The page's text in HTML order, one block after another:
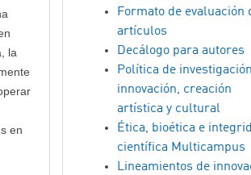
la
en
Formato de evaluación
artículos
Decálogo para autores
Política de
innovación, creación
artística y cultural
Ética, bioética e
científica Multicampus
Lineamientos de